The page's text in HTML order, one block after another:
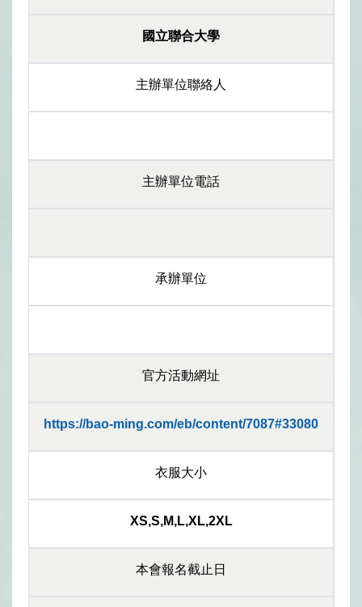
國立聯合大學
主辦單位聯絡人
主辦單位電話
承辦單位
官方活動網址
https://bao-ming.com/eb/content/7087#33080
衣服大小
XS,S,M,L,XL,2XL
本會報名截止日